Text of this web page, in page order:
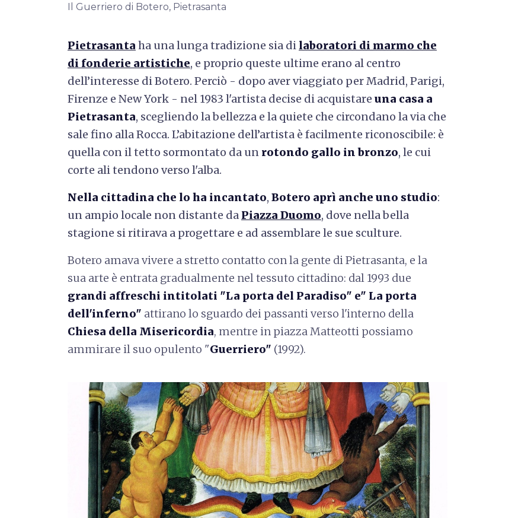
Il Guerriero di Botero, Pietrasanta
Pietrasanta ha una lunga tradizione sia dilaboratori di marmo che
di fonderie artistiche, e proprio queste ultime erano al centro
dell’interesse di Botero. Perciò - dopo aver viaggiato per Madrid, Parigi,
Firenze e New York - nel 1983 l'artista decise di acquistare una casa a
Pietrasanta, scegliendo la bellezza e la quiete che circondano la via che
sale fino alla Rocca. L’abitazione dell’artista è facilmente riconoscibile: è
quella con il tetto sormontato da un rotondo gallo in bronzo, le cui
corte ali tendono verso l'alba.
Nella cittadina che lo ha incantato, Botero aprì anche uno studio:
un ampio locale non distante da Piazza Duomo, dove nella bella
stagione si ritirava a progettare e ad assemblare le sue sculture.
Botero amava vivere a stretto contatto con la gente di Pietrasanta, e la
sua arte è entrata gradualmente nel tessuto cittadino: dal 1993 due
grandi affreschi intitolati "La porta del Paradiso" e" La porta
dell'inferno" attirano lo sguardo dei passanti verso l'interno della
Chiesa della Misericordia, mentre in piazza Matteotti possiamo
ammirare il suo opulento "Guerriero" (1992).